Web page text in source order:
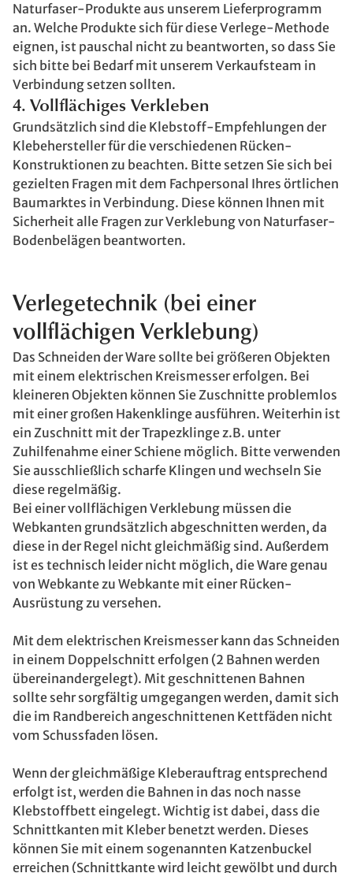
Naturfaser-Produkte aus unserem Lieferprogramm
an. Welche Produkte sich für diese Verlege-Methode
eignen, ist pauschal nicht zu beantworten, so dass Sie
sich bitte bei Bedarf mit unserem Verkaufsteam in
Verbindung setzen sollten.
4. Vollflächiges Verkleben
Grundsätzlich sind die Klebstoff-Empfehlungen der
Klebehersteller für die verschiedenen Rücken-
Konstruktionen zu beachten. Bitte setzen Sie sich bei
gezielten Fragen mit dem Fachpersonal Ihres örtlichen
Baumarktes in Verbindung. Diese können Ihnen mit
Sicherheit alle Fragen zur Verklebung von Naturfaser-
Bodenbelägen beantworten.
Verlegetechnik (bei einer
vollflächigen Verklebung)
Das Schneiden der Ware sollte bei größeren Objekten
mit einem elektrischen Kreismesser erfolgen. Bei
kleineren Objekten können Sie Zuschnitte problemlos
mit einer großen Hakenklinge ausführen. Weiterhin ist
ein Zuschnitt mit der Trapezklinge z.B. unter
Zuhilfenahme einer Schiene möglich. Bitte verwenden
Sie ausschließlich scharfe Klingen und wechseln Sie
diese regelmäßig.
Bei einer vollflächigen Verklebung müssen die
Webkanten grundsätzlich abgeschnitten werden, da
diese in der Regel nicht gleichmäßig sind. Außerdem
ist es technisch leider nicht möglich, die Ware genau
von Webkante zu Webkante mit einer Rücken-
Ausrüstung zu versehen.
Mit dem elektrischen Kreismesser kann das Schneiden
in einem Doppelschnitt erfolgen (2 Bahnen werden
übereinandergelegt). Mit geschnittenen Bahnen
sollte sehr sorgfältig umgegangen werden, damit sich
die im Randbereich angeschnittenen Kettfäden nicht
vom Schussfaden lösen.
Wenn der gleichmäßige Kleberauftrag entsprechend
erfolgt ist, werden die Bahnen in das noch nasse
Klebstoffbett eingelegt. Wichtig ist dabei, dass die
Schnittkanten mit Kleber benetzt werden. Dieses
können Sie mit einem sogenannten Katzenbuckel
erreichen (Schnittkante wird leicht gewölbt und durch